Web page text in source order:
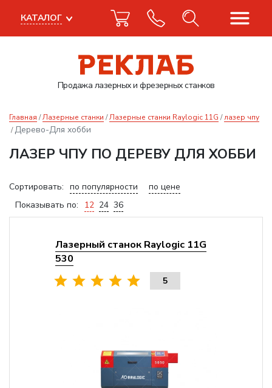
Продажа лазерныхи фрезерных станков
КАТАЛОГ
Главная Лазерные станки Лазерные станки Raylogic 11G лазер чпу
Дерево-Для хобби
ЛАЗЕР ЧПУ ПО ДЕРЕВУ ДЛЯ ХОББИ
Сортировать: по популярности
по цене
Показывать по:
12 24 36
Лазерный станок Raylogic 11G
530
5